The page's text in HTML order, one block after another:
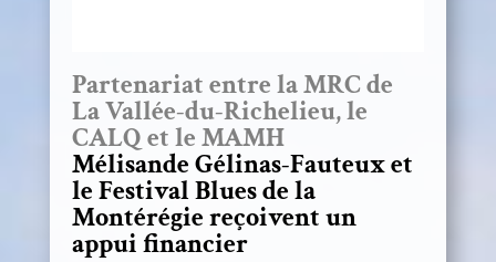
Partenariat entre la MRC de
La Vallée-du-Richelieu, le
CALQ et le MAMH
Mélisande Gélinas-Fauteux et
le Festival Blues de la
Montérégie reçoivent un
appui financier